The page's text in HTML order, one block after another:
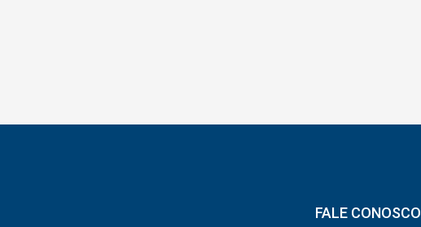
FALE CONOSCO